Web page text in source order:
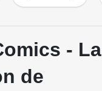
- La
de